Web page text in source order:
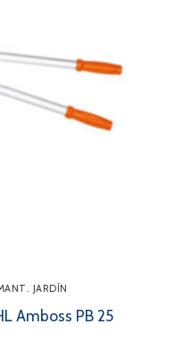
JARDÍN
Amboss PB 25